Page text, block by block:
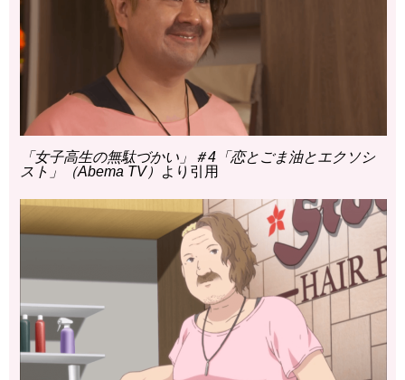
「女子高生の無駄づかい」＃4「恋とごま油とエクソシ
スト」（Abema TV）
より引用